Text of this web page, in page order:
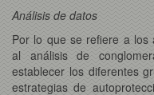
Análisis de datos
Por lo que se refiere a los
al análisis de
establecer los diferentes
estrategias de